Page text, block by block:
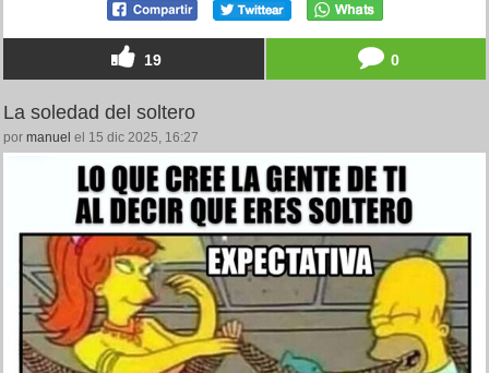
19 0
La soledad del soltero
por manuel el 15 dic 2025, 16:27